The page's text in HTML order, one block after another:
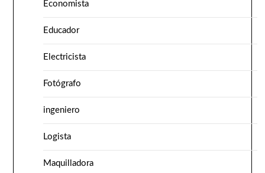
Economista
Educador
Electricista
Fotógrafo
ingeniero
Logista
Maquilladora